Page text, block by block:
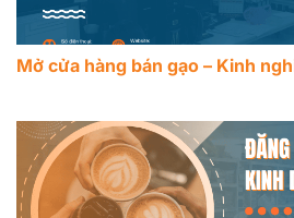
Mở cửa hàng bán gạo – Kinh